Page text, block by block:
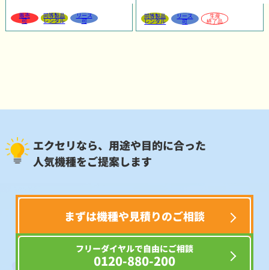
販売
可
同等製品
レンタル
リース
可
同等製品
レンタル
リース
可
生産
終了品
エクセリなら、用途や目的に合った
人気機種をご提案します
まずは機種や見積りのご相談
フリーダイヤルで自由にご相談
0120-880-200